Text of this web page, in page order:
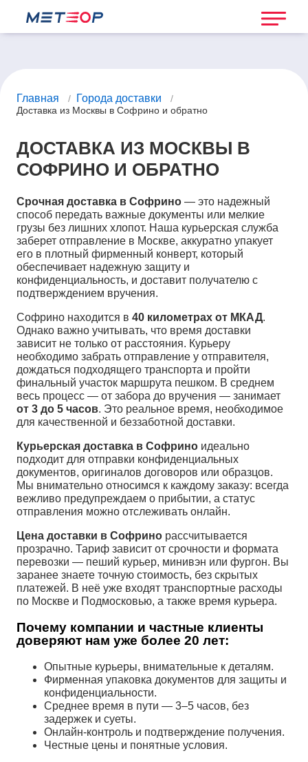
Главная / Города доставки
/
Доставка из Москвы в Софрино и обратно
ДОСТАВКА ИЗ МОСКВЫ В
СОФРИНО И ОБРАТНО
Срочная доставка в Софрино — это надежный
способ передать важные документы или мелкие
грузы без лишних хлопот. Наша курьерская служба
заберет отправление в Москве, аккуратно упакует
его в плотный фирменный конверт, который
обеспечивает надежную защиту и
конфиденциальность, и доставит получателю с
подтверждением вручения.
Софрино находится в 40 километрах от МКАД.
Однако важно учитывать, что время доставки
зависит не только от расстояния. Курьеру
необходимо забрать отправление у отправителя,
дождаться подходящего транспорта и пройти
финальный участок маршрута пешком. В среднем
весь процесс — от забора до вручения — занимает
от 3 до 5 часов. Это реальное время, необходимое
для качественной и беззаботной доставки.
Курьерская доставка в Софрино идеально
подходит для отправки конфиденциальных
документов, оригиналов договоров или образцов.
Мы внимательно относимся к каждому заказу: всегда
вежливо предупреждаем о прибытии, а статус
отправления можно отслеживать онлайн.
Цена доставки в Софрино рассчитывается
прозрачно. Тариф зависит от срочности и формата
перевозки — пеший курьер, минивэн или фургон. Вы
заранее знаете точную стоимость, без скрытых
платежей. В неё уже входят транспортные расходы
по Москве и Подмосковью, а также время курьера.
Почему компании и частные клиенты
доверяют нам уже более 20 лет:
Опытные курьеры, внимательные к деталям.
Фирменная упаковка документов для защиты и
конфиденциальности.
Среднее время в пути — 3–5 часов, без
задержек и суеты.
Онлайн-контроль и подтверждение получения.
Честные цены и понятные условия.